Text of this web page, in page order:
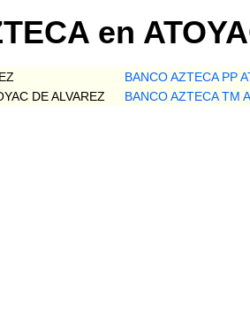
en
BANCO AZTECA PP
DE ALVAREZ
BANCO AZTECA TM